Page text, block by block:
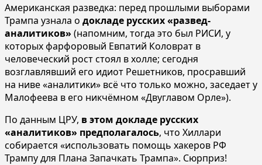
Американская разведка: перед прошлыми выборами
Трампа узнала о докладе русских «развед-
аналитиков» (напомним, тогда это был РИСИ, у
которых фарфоровый Евпатий Коловрат в
человеческий рост стоял в холле; сегодня
возглавлявший его идиот Решетников, просравший
на ниве «аналитики» всё что только можно, заседает у
Малофеева в его никчёмном «Двуглавом Орле»).
По данным ЦРУ, в этом докладе русских
«аналитиков» предполагалось, что Хиллари
собирается «использовать помощь хакеров РФ
Трампу для Плана Запачкать Трампа». Сюрприз!